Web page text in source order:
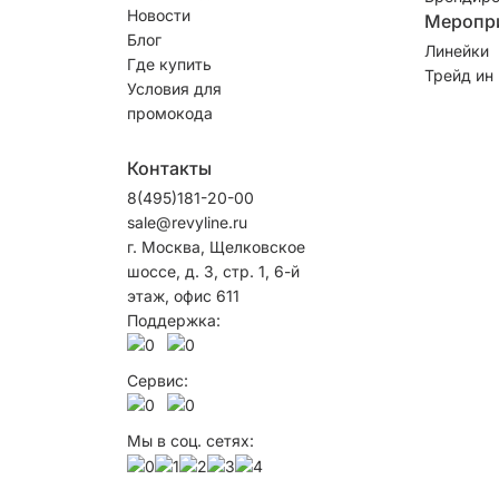
Новости
Блог
Где купить
Условия для
промокода
Линейки
Трейд ин
Контакты
8(495)181-20-00
sale@revyline.ru
г. Москва, Щелковское
шоссе, д. 3, стр. 1, 6-й
этаж, офис 611
Поддержка:
Сервис:
Мы в соц. сетях: